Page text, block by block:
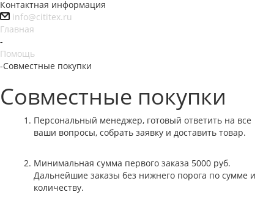
Контактная информация
info@cititex.ru
Главная
-
Помощь
-Совместные покупки
Совместные покупки
Персональный менеджер, готовый ответить на все
ваши вопросы, собрать заявку и доставить товар.
Минимальная сумма первого заказа 5000 руб.
Дальнейшие заказы без нижнего порога по сумме и
количеству.